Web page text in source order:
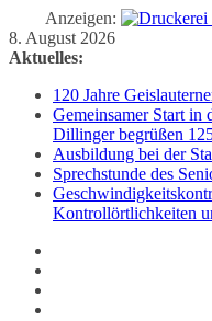
Anzeigen:
Zum
Inhalt
8. August 2026
Aktuelles:
120 Jahre
Gemeinsamer Start in
Dillinger begrüßen
Ausbildung bei der
Sprechstunde des
Kontrollörtlichkeiten